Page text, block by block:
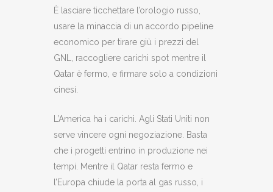
È lasciare ticchettare l’orologio russo,
usare la minaccia di un accordo pipeline
economico per tirare giù i prezzi del
GNL, raccogliere carichi spot mentre il
Qatar è fermo, e firmare solo a condizioni
cinesi.
L’America ha i carichi. Agli Stati Uniti non
serve vincere ogni negoziazione. Basta
che i progetti entrino in produzione nei
tempi. Mentre il Qatar resta fermo e
l’Europa chiude la porta al gas russo, i